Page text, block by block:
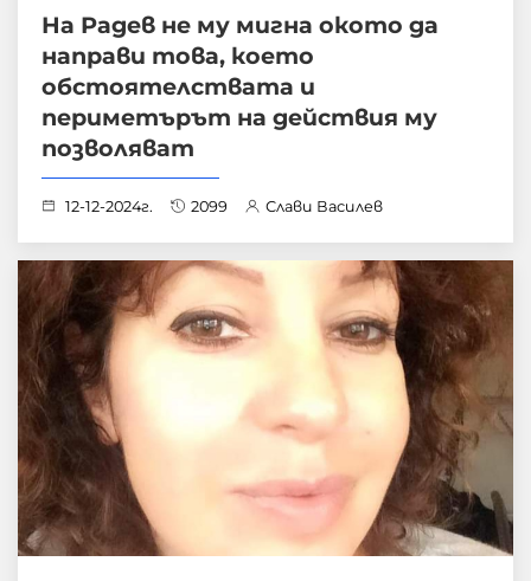
На Радев не му мигна окото да
направи това, което
обстоятелствата и
периметърът на действия му
позволяват
12-12-2024г. 2099 Слави Василев